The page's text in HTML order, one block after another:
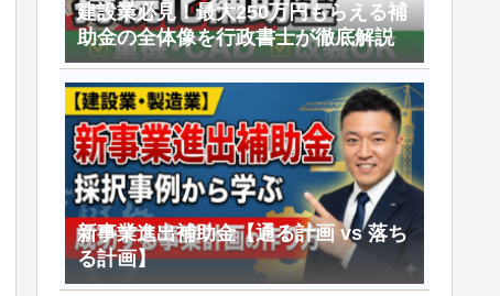
建設業必見！最大250万円もらえる補
助金の全体像を行政書士が徹底解説
新事業進出補助金【通る計画 vs 落ち
る計画】